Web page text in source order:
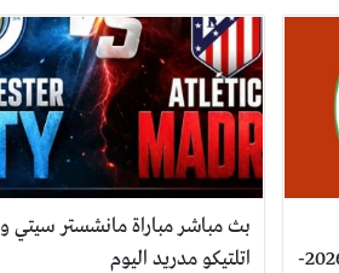
رزنامة بطولة الثاني الهواة لموسم 2026-
بث مباشر مباراة مانشستر سيتي و
اتلتيكو مدريد اليوم